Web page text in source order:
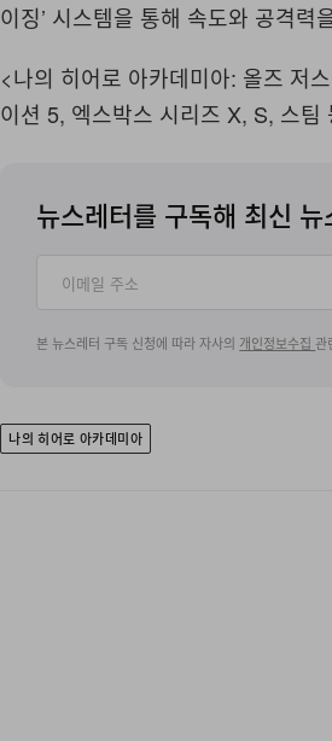
이징’ 시스템을 통해 속도와 공격력
<나의 히어로 아카데미아: 올즈 저
이션 5, 엑스박스 시리즈 X, S, 스팀
뉴스레터를 구독해 최신
본 뉴스레터 구독 신청에 따라 자사의 개인정보수집관
나의 히어로 아카데미아